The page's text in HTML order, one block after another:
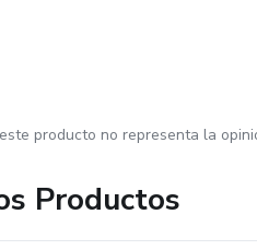
producto no representa la
Productos